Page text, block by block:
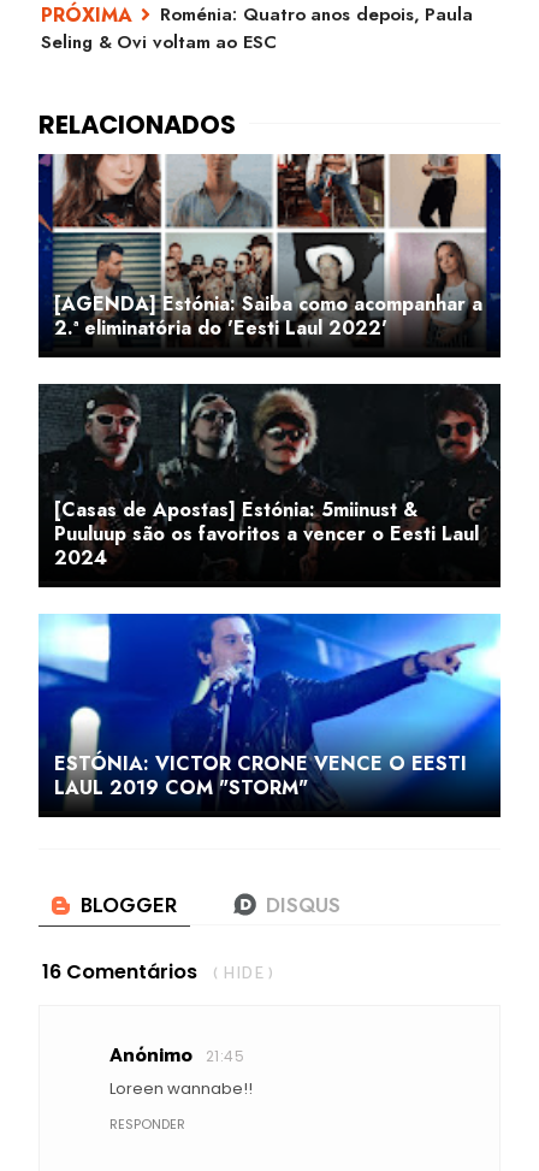
Roménia: Quatro anos depois, Paula
Seling & Ovi voltam ao ESC
[AGENDA] Estónia: Saiba como acompanhar a
2.ª eliminatória do 'Eesti Laul 2022'
[Casas de Apostas] Estónia: 5miinust &
Puuluup são os favoritos a vencer o Eesti Laul
2024
ESTÓNIA: VICTOR CRONE VENCE O EESTI
LAUL 2019 COM "STORM"
16 Comentários ( HIDE )
Anónimo 21:45
Loreen wannabe!!
RESPONDER